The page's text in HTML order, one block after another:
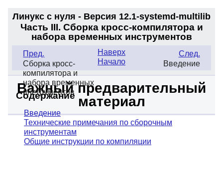
Линукс с нуля - Версия 12.1-systemd-multilib
Часть III. Сборка кросс-компилятора и
набора временных инструментов
Пред.
Сборка кросс-
компилятора и
набора временных
инструментов
След.
Введение
Наверх
Начало
Важный предварительный
материал
Содержание
Введение
Технические примечания по сборочным
инструментам
Общие инструкции по компиляции